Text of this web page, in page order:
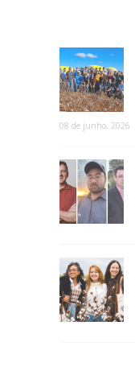
08 de junho, 2026